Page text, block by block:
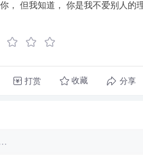
， 但我知道， 你是我不爱别人的理
打赏 收藏 分享